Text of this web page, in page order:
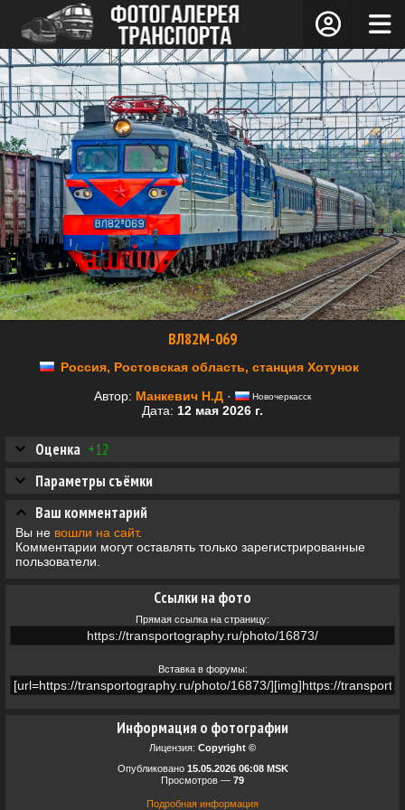
ВЛ82М-069
Россия, Ростовская область, станция Хотунок
Автор: Манкевич Н.Д · Новочеркасск
Дата: 12 мая 2026 г.
Информация о фотографии
Лицензия: Copyright ©
Опубликовано 15.05.2026 06:08 MSK
Просмотров — 79
Подробная информация
Оценка +12
Ссылки на фото
Прямая ссылка на страницу:
Вставка в форумы:
Параметры съёмки
Ваш комментарий
Вы не вошли на сайт.
Комментарии могут оставлять только зарегистрированные
пользователи.